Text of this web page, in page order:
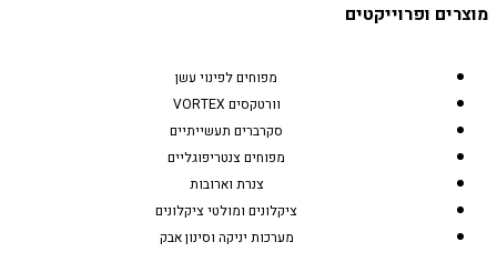
מוצרים ופרוייקטים
מפוחים לפינוי עשן
וורטקסים VORTEX
סקרברים תעשייתיים
מפוחים צנטריפוגליים
צנרת וארובות
ציקלונים ומולטי ציקלונים
מערכות יניקה וסינון אבק